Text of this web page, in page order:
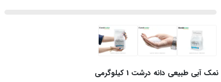
نمک آبی طبیعی دانه درشت 1 کیلوگرمی